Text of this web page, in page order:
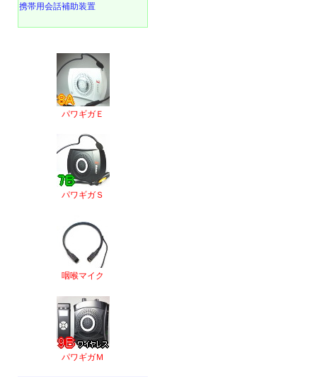
携帯用会話補助装置
パワギガＥ
パワギガＳ
咽喉マイク
パワギガＭ